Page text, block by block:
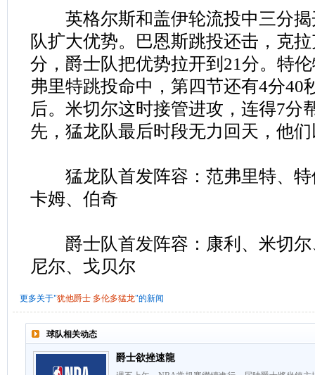
英格尔斯和盖伊轮流投中三分揭
队扩大优势。巴恩斯跳投还击，克
分，爵士队把优势拉开到21分。特
弗里特跳投命中，第四节还有4分40
后。米切尔这时接管进攻，连得7分
先，猛龙队最后时段无力回天，他
猛龙队首发阵容：范弗里特、特
卡姆、伯奇
爵士队首发阵容：康利、米切尔
尼尔、戈贝尔
更多关于"犹他爵士 多伦多猛龙"的新闻
球队相关动态
爵士欲挫速龍